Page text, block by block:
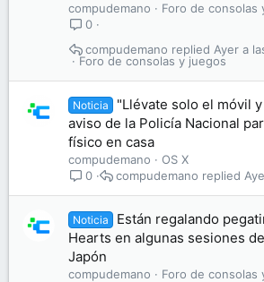
compudemano
Foro de consolas
0
Foro de consolas y juegos
Ayer a
compudemano
Noticia
"Llévate solo el móvil
aviso de la Policía Nacional
físico en casa
compudemano
OS X
0
compudemano
Noticia
Están regalando
Hearts en algunas sesiones
Japón
compudemano
Foro de consolas